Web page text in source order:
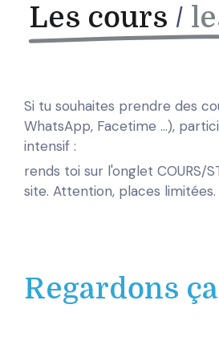
Les cours /
Si tu souhaites prendre des
WhatsApp, Facetime ...),
intensif :
rends toi sur l'onglet COURS/
site. Attention, places limitées.
Regardons